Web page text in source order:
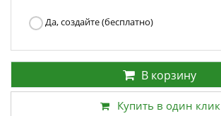
Да, создайте (бесплатно)
В корзину
Купить в один клик